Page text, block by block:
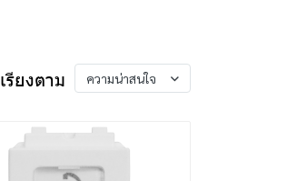
เรียงตาม ความน่าสนใจ